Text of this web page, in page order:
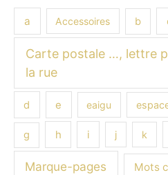
a Accessoires b
Carte postale …, lettre
la rue
d e eaigu
g h i j k
Marque-pages Mots